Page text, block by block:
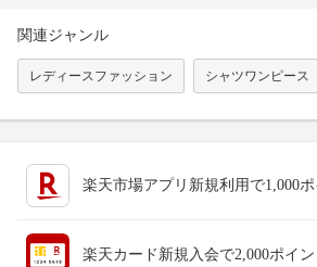
関連ジャンル
レディースファッション シャツワンピース
楽天市場アプリ新規利用で1,000ポ
楽天カード新規入会で2,000ポイン